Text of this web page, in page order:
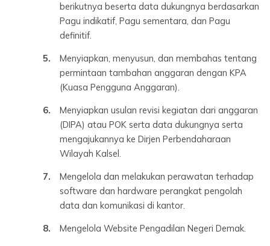
berikutnya beserta data dukungnya berdasarkan
Pagu indikatif, Pagu sementara, dan Pagu
definitif.
Menyiapkan, menyusun, dan membahas tentang
permintaan tambahan anggaran dengan KPA
(Kuasa Pengguna Anggaran).
Menyiapkan usulan revisi kegiatan dari anggaran
(DIPA) atau POK serta data dukungnya serta
mengajukannya ke Dirjen Perbendaharaan
Wilayah Kalsel.
Mengelola dan melakukan perawatan terhadap
software dan hardware perangkat pengolah
data dan komunikasi di kantor.
Mengelola Website Pengadilan Negeri Demak.